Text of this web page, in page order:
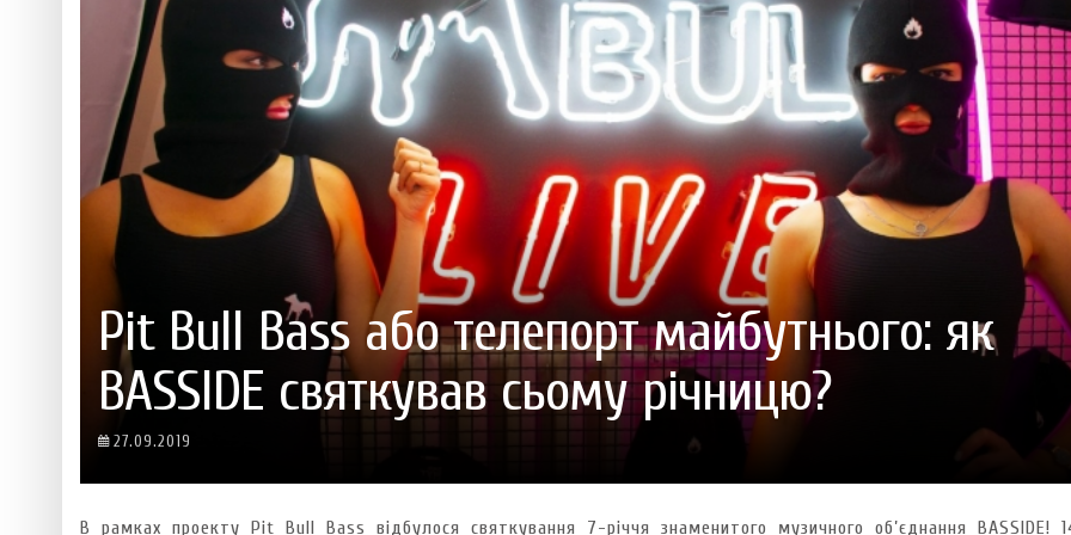
Ніжність, що смакує до чаю: новинка зефір від власної ТМ Varto вже у VARUS - 20.10.2025
Солодкий настрій у кожному шматочку: халва власної ТМ Varto вже у VARUS - 10.10.2025
VARUS запускає космічний Сирний фестиваль - 29.09.2025
Пивоколада від MAUDAU: як затримати літо в келиху - 22.09.2025
Який алкоголь підходить вашому знаку зодіаку: розбір астролога і керуючого баром - 23.03.2026
РОЗБІР АСТРОЛОГА І КЕРУЮЧОГО БАРОМ
ІДЕАЛЬНИЙ ДАЙКІРІ
ПЕЧИВО «ФРУТТАНЧИК» СПРОБУЙ ЗІ ЗНИЖКОЮ -40 %
400 ПОЗИЦІЙ,
СМАКИ
Pit Bull Bass або телепорт майбутнього: як
BASSIDE святкував сьому річницю?
27.09.2019
В рамках проекту Pit Bull Bass відбулося святкування 7-річчя знаменитого музичного об’єднання BASSIDE!